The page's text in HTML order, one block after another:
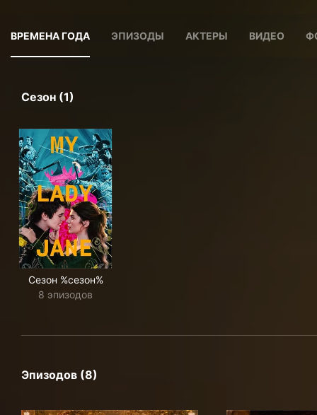
ВРЕМЕНА ГОДА ЭПИЗОДЫ АКТЕРЫ ВИДЕО
Сезон (1)
Сезон %сезон%
8 эпизодов
Эпизодов (8)